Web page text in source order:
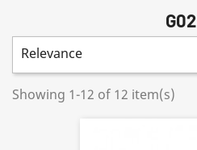
G02
Relevance
Showing 1-12 of 12 item(s)